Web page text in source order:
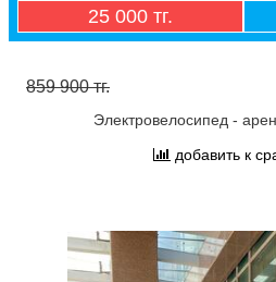
25 000 тг.
859 900 тг.
Электровелосипед -
добавить к